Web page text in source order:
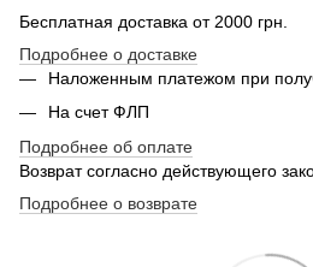
Бесплатная доставка от 2000 грн.
Подробнее о доставке
Наложенным платежом при
На счет ФЛП
Подробнее об оплате
Возврат согласно действующего
Подробнее о возврате